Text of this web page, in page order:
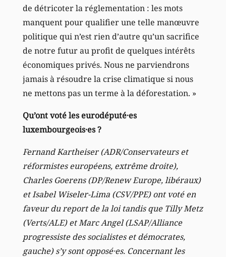
de détricoter la réglementation : les mots
manquent pour qualifier une telle manœuvre
politique qui n’est rien d’autre qu’un sacrifice
de notre futur au profit de quelques intérêts
économiques privés. Nous ne parviendrons
jamais à résoudre la crise climatique si nous
ne mettons pas un terme à la déforestation. »
Qu’ont voté les eurodéputé·es
luxembourgeois·es ?
Fernand Kartheiser (ADR/Conservateurs et
réformistes européens, extrême droite),
Charles Goerens (DP/Renew Europe, libéraux)
et Isabel Wiseler-Lima (CSV/PPE) ont voté en
faveur du report de la loi tandis que Tilly Metz
(Verts/ALE) et Marc Angel (LSAP/Alliance
progressiste des socialistes et démocrates,
gauche) s’y sont opposé·es. Concernant les